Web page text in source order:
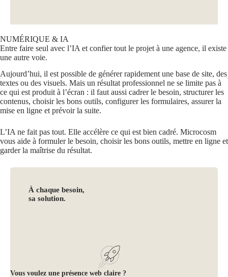
NUMÉRIQUE & IA
Entre faire seul avec l’IA et confier tout le projet à une agence, il existe
une autre voie.
Aujourd’hui, il est possible de générer rapidement une base de site, des
textes ou des visuels. Mais un résultat professionnel ne se limite pas à
ce qui est produit à l’écran : il faut aussi cadrer le besoin, structurer les
contenus, choisir les bons outils, configurer les formulaires, assurer la
mise en ligne et prévoir la suite.
L’IA ne fait pas tout. Elle accélère ce qui est bien cadré. Microcosm
vous aide à formuler le besoin, choisir les bons outils, mettre en ligne et
garder la maîtrise du résultat.
À chaque besoin,
sa solution.
Vous voulez une présence web claire ?